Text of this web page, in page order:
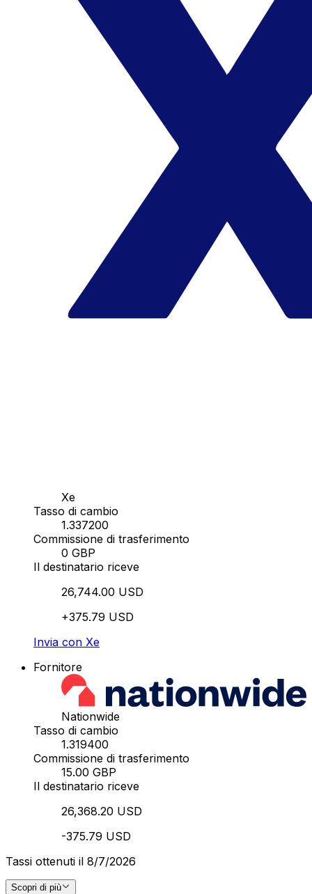
Xe
Tasso di cambio
1.337200
Commissione di trasferimento
0 GBP
Il destinatario riceve
26,744.00 USD
+375.79 USD
Invia con Xe
Fornitore
Nationwide
Tasso di cambio
1.319400
Commissione di trasferimento
15.00 GBP
Il destinatario riceve
26,368.20 USD
-375.79 USD
Tassi ottenuti il 8/7/2026
Scopri di più